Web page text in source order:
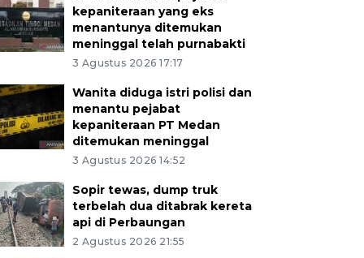
kepaniteraan yang eks
menantunya ditemukan
meninggal telah purnabakti
3 Agustus 2026 17:17
Wanita diduga istri polisi dan
menantu pejabat
kepaniteraan PT Medan
ditemukan meninggal
3 Agustus 2026 14:52
Sopir tewas, dump truk
terbelah dua ditabrak kereta
api di Perbaungan
2 Agustus 2026 21:55